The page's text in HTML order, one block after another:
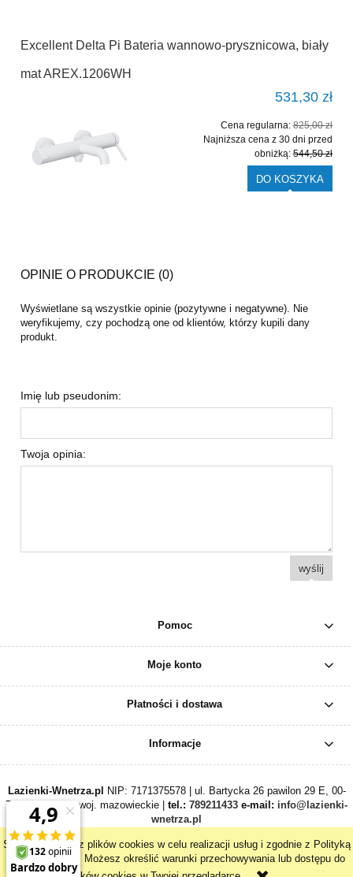
Strona korzysta z plików cookies w celu realizacji usług i zgodnie z Polityką
Plików Cookies. Możesz określić warunki przechowywania lub dostępu do
Excellent Delta Pi Bateria wannowo-prysznicowa, biały
mat AREX.1206WH
531,30 zł
Cena regularna: 825,00 zł
Najniższa cena z 30 dni przed
obniżką: 544,50 zł
DO KOSZYKA
OPINIE O PRODUKCIE (0)
Wyświetlane są wszystkie opinie (pozytywne i negatywne). Nie
weryfikujemy, czy pochodzą one od klientów, którzy kupili dany
produkt.
Imię lub pseudonim:
Twoja opinia:
wyślij
Pomoc
Moje konto
Płatności i dostawa
Informacje
Lazienki-Wnetrza.pl
NIP: 7171375578 | ul. Bartycka 26 pawilon 29 E, 00-
716 Warszawa, woj. mazowieckie | tel.: 789211433 e-mail: info@lazienki-
wnetrza.pl
pokaż pełną wersję strony